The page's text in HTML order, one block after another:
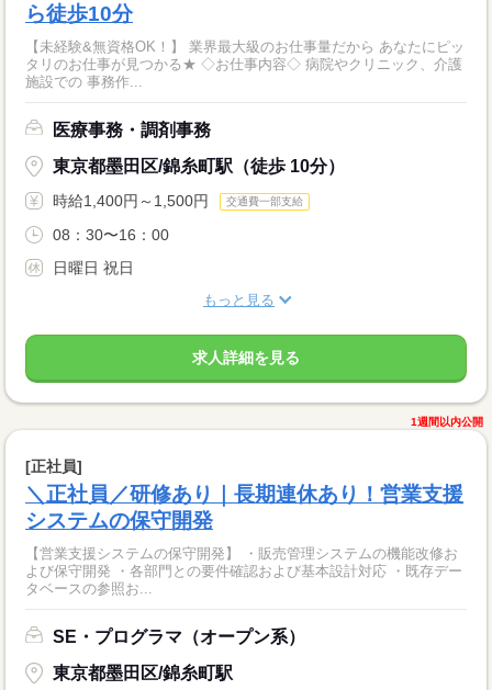
ら徒歩10分
【未経験&無資格OK！】 業界最大級のお仕事量だから あなたにピッ
タリのお仕事が見つかる★ ◇お仕事内容◇ 病院やクリニック、介護
施設での 事務作...
医療事務・調剤事務
東京都墨田区/錦糸町駅（徒歩 10分）
時給1,400円～1,500円 交通費一部支給
08：30〜16：00
日曜日 祝日
もっと見る
求人詳細を見る
1週間以内公開
[正社員]
＼正社員／研修あり｜長期連休あり！営業支援
システムの保守開発
【営業支援システムの保守開発】 ・販売管理システムの機能改修お
よび保守開発 ・各部門との要件確認および基本設計対応 ・既存デー
タベースの参照お...
SE・プログラマ（オープン系）
東京都墨田区/錦糸町駅